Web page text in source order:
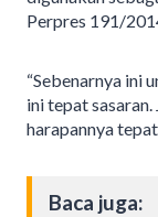
Perpres 191/
“Sebenarnya ini
ini tepat
harapannya tepat
Baca juga: